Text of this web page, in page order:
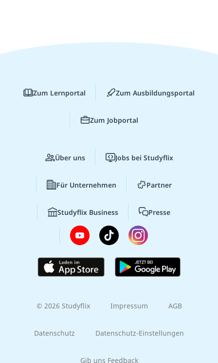
Zum Lernportal Zum Ausbildungsportal
Zum Jobportal
Über uns Jobs bei Studyflix
Für Unternehmen Partner
Studyflix Business Presse
© 2026 Studyflix Impressum AGB
Datenschutz Datenschutz-Einstellungen
Gib uns Feedback